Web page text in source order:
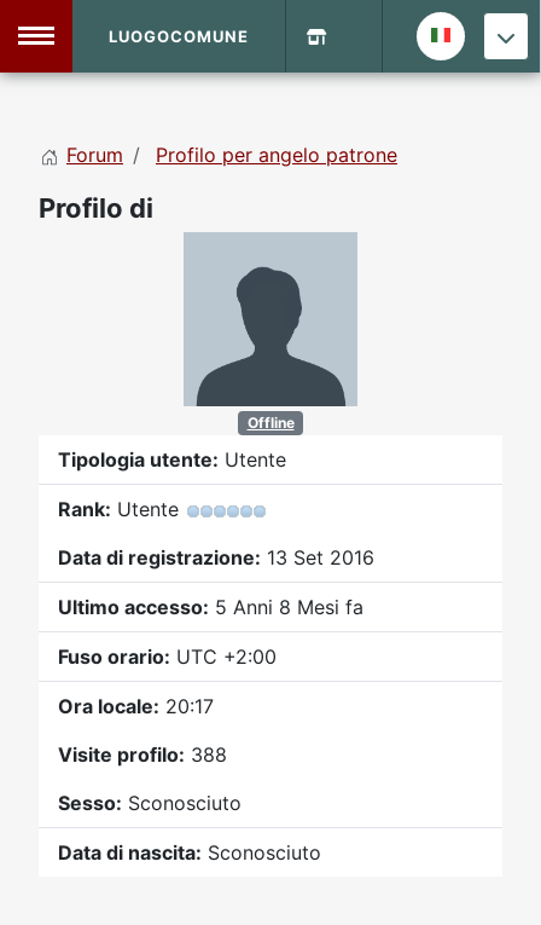
Forum
LUOGOCOMUNE
Forum Profilo per angelo patrone
Profilo di
Offline
Tipologia utente: Utente
Rank: Utente
Data di registrazione: 13 Set 2016
Ultimo accesso: 5 Anni 8 Mesi fa
Fuso orario: UTC +2:00
Ora locale: 20:17
Visite profilo: 388
Sesso: Sconosciuto
Data di nascita: Sconosciuto